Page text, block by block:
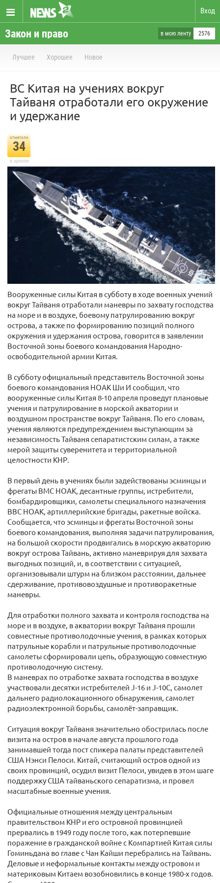
Вход
Закон и право в мою ленту 2576
Лучшее Хорошее Новое
ВС Китая на учениях вокруг
Тайваня отработали его окружение
и удержание
отметили
34
в архиве
Вооруженные силы Китая в субботу в ходе военных учений
вокруг Тайваня отработали маневры по захвату господства
на море и в воздухе, боевому патрулированию вокруг
острова, а также по формированию позиций полного
окружения и удержания острова, говорится в заявлении
Восточной зоны боевого командования Народно-
освободительной армии Китая.
В субботу официальный представитель Восточной зоны
боевого командования НОАК Ши И сообщил, что
вооруженные силы Китая 8-10 апреля проведут плановые
учения и патрулирование в морской акватории и
воздушном пространстве вокруг Тайваня. По его словам,
учения являются предупреждением выступающим за
независимость Тайваня сепаратистским силам, а также
мерой защиты суверенитета и территориальной
целостности КНР.
В первый день в учениях были задействованы эсминцы и
фрегаты ВМС НОАК, десантные группы, истребители,
бомбардировщики, самолеты специального назначения
ВВС НОАК, артиллерийские бригады, ракетные войска.
Сообщается, что эсминцы и фрегаты Восточной зоны
боевого командования, выполняя задачи патрулирования,
на большой скорости продвигались в морскую акваторию
вокруг острова Тайвань, активно маневрируя для захвата
выгодных позиций, и, в соответствии с ситуацией,
организовывали штурм на близком расстоянии, дальнее
сдерживание, противовоздушные и противоракетные
маневры.
Для отработки полного захвата и контроля господства на
море и в воздухе, в акватории вокруг Тайваня прошли
совместные противолодочные учения, в рамках которых
патрульные корабли и патрульные противолодочные
самолеты сформировали цепь, образующую совместную
противолодочную систему.
В маневрах по отработке захвата господства в воздухе
участвовали десятки истребителей J-16 и J-10C, самолет
дальнего радиолокационного обнаружения, самолет
радиоэлектронной борьбы, самолёт-заправщик.
Ситуация вокруг Тайваня значительно обострилась после
визита на остров в начале августа прошлого года
занимавшей тогда пост спикера палаты представителей
США Нэнси Пелоси. Китай, считающий остров одной из
своих провинций, осудил визит Пелоси, увидев в этом шаге
поддержку США тайваньского сепаратизма, и провел
масштабные военные учения.
Официальные отношения между центральным
правительством КНР и его островной провинцией
прервались в 1949 году после того, как потерпевшие
поражение в гражданской войне с Компартией Китая силы
Гоминьдана во главе с Чан Кайши перебрались на Тайвань.
Деловые и неформальные контакты между островом и
материковым Китаем возобновились в конце 1980-х годов.